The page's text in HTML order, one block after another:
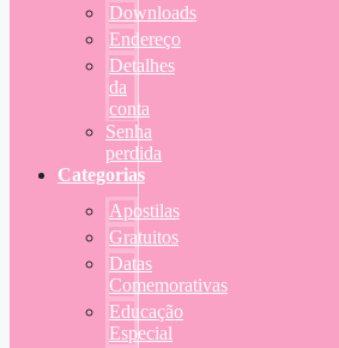
Downloads
Endereço
Detalhes
da
conta
Senha
perdida
Categorias
Apostilas
Gratuitos
Datas
Comemorativas
Educação
Especial